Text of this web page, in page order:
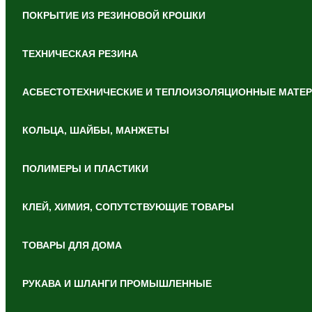
ПОКРЫТИЕ ИЗ РЕЗИНОВОЙ КРОШКИ
ТЕХНИЧЕСКАЯ РЕЗИНА
АСБЕСТОТЕХНИЧЕСКИЕ И ТЕПЛОИЗОЛЯЦИОННЫЕ
КОЛЬЦА, ШАЙБЫ, МАНЖЕТЫ
ПОЛИМЕРЫ И ПЛАСТИКИ
КЛЕЙ, ХИМИЯ, СОПУТСТВУЮЩИЕ ТОВАРЫ
ТОВАРЫ ДЛЯ ДОМА
РУКАВА И ШЛАНГИ ПРОМЫШЛЕННЫЕ